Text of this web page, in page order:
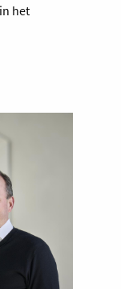
het